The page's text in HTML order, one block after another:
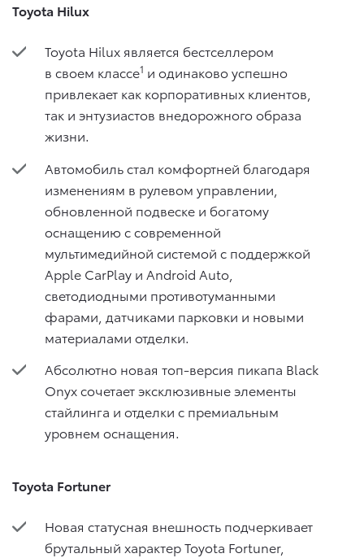
Toyota Hilux
Toyota Hilux является бестселлером
в своем классе1 и одинаково успешно
привлекает как корпоративных клиентов,
так и энтузиастов внедорожного образа
жизни.
Автомобиль стал комфортней благодаря
изменениям в рулевом управлении,
обновленной подвеске и богатому
оснащению с современной
мультимедийной системой с поддержкой
Apple CarPlay и Android Auto,
светодиодными противотуманными
фарами, датчиками парковки и новыми
материалами отделки.
Абсолютно новая топ-версия пикапа Black
Onyx сочетает эксклюзивные элементы
стайлинга и отделки с премиальным
уровнем оснащения.
Toyota Fortuner
Новая статусная внешность подчеркивает
брутальный характер Toyota Fortuner,